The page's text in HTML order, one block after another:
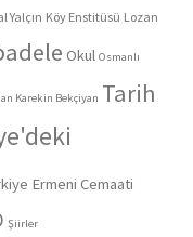
Yalçın Köy Enstitüsü Lozan
Okul Osmanlı
Karekin Bekçiyan Tarih
Ermeni Cemaati
Şiirler